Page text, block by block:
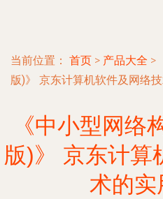
当前位置： 首页 > 产品大全 >
版)》 京东计算机软件及网络
《中小型网络
版)》 京东计算
术的实